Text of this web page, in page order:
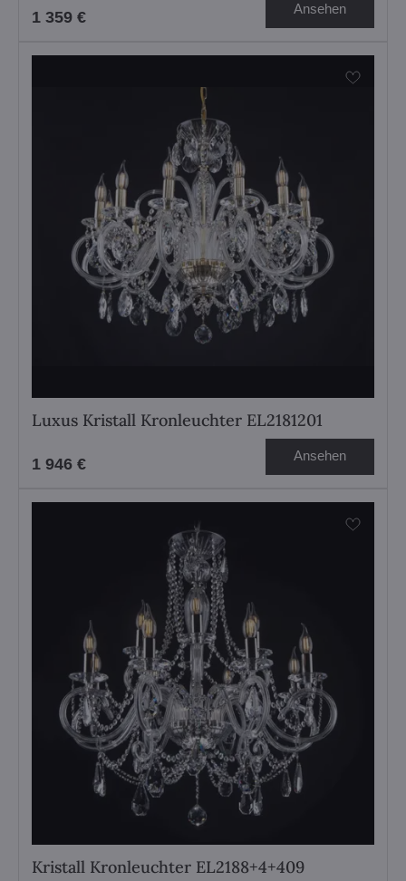
1 359 € Ansehen
Luxus Kristall Kronleuchter EL2181201
1 946 € Ansehen
Kristall Kronleuchter EL2188+4+409